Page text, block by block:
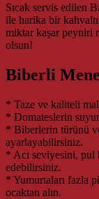
Sıcak servis edilen
ile harika bir
miktar kaşar peyniri
olsun!
Biberli
* Taze ve kaliteli
* Domateslerin
* Biberlerin türünü
ayarlayabilirsiniz.
* Acı seviyesini, pul
edebilirsiniz.
* Yumurtaları fazla
ocaktan alın.